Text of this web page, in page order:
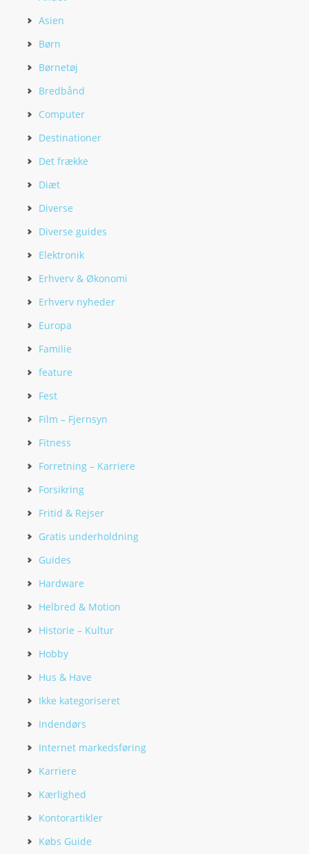
Asien
Børn
Børnetøj
Bredbånd
Computer
Destinationer
Det frække
Diæt
Diverse
Diverse guides
Elektronik
Erhverv & Økonomi
Erhverv nyheder
Europa
Familie
feature
Fest
Film – Fjernsyn
Fitness
Forretning – Karriere
Forsikring
Fritid & Rejser
Gratis underholdning
Guides
Hardware
Helbred & Motion
Historie – Kultur
Hobby
Hus & Have
Ikke kategoriseret
Indendørs
Internet markedsføring
Karriere
Kærlighed
Kontorartikler
Købs Guide